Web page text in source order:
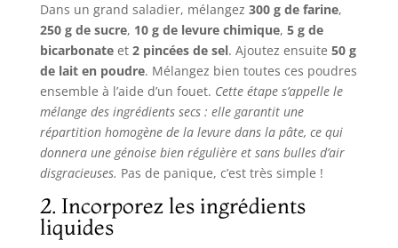
Dans un grand saladier, mélangez 300 g de farine,
250 g de sucre, 10 g de levure chimique, 5 g de
bicarbonateet 2 pincées de sel. Ajoutez ensuite 50 g
de lait en poudre. Mélangez bien toutes ces poudres
ensemble à l’aide d’un fouet. Cette étape s’appelle le
mélange des ingrédients secs : elle garantit une
répartition homogène de la levure dans la pâte, ce qui
donnera une génoise bien régulière et sans bulles d’air
disgracieuses. Pas de panique, c’est très simple !
2. Incorporez les ingrédients
liquides